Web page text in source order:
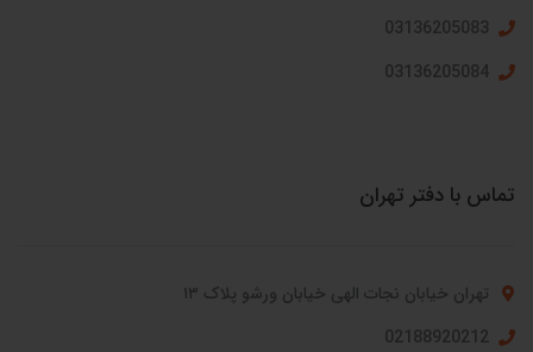
03136205083
03136205084
تماس با دفتر تهران
تهران خیابان نجات الهی خیابان ورشو پلاک ۱۳
02188920212